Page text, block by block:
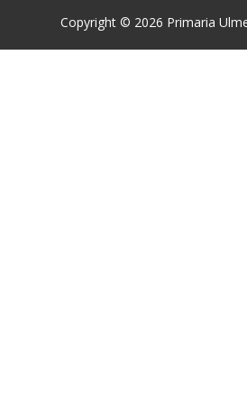
Copyright © 2026 Primaria